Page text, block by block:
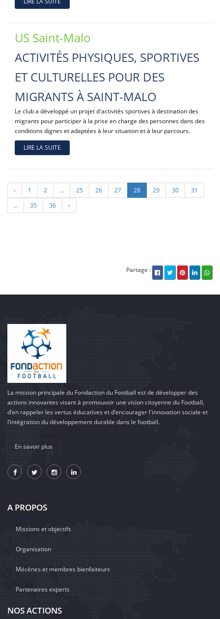
US Saint-Malo
ACTIVITÉS PHYSIQUES, SPORTIVES
ET CULTURELLES POUR DES
MIGRANTS À SAINT-MALO
Le club a développé un projet d'activités sportives à destination des
migrants pour participer à la prise en charge des personnes dans des
conditions dignes et adaptées à leur situation et à leur parcours.
LIRE LA SUITE
‹ 1 2 ... 25 26 27 28 29 30
31
...
35 36 ›
Partage :
La mission principale du Fondaction du Football est de développer des
actions innovantes visant à promouvoir une vision citoyenne du Football,
d’en rappeler les vertus éducatives et d’encourager l'innovation sociale et
l’intégration du développement durable dans le football.
En savoir plus
A PROPOS
Missions et objectifs
Organisation
Mécènes et membres bienfaiteurs
Partenaires experts
NOS ACTIONS